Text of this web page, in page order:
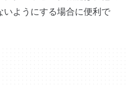
いようにする場合に便利で